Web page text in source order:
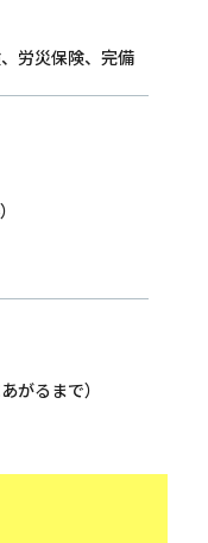
労災保険、完備
がるまで）